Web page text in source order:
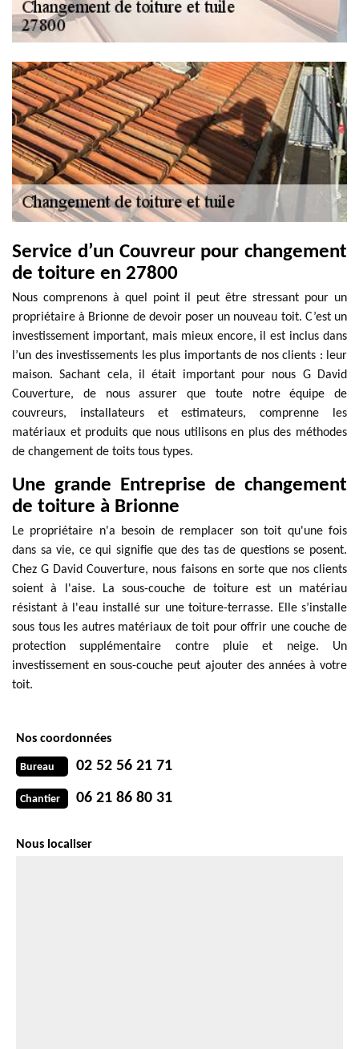
Service d’un Couvreur pour changement
de toiture en 27800
Nous comprenons à quel point il peut être stressant pour un
propriétaire à Brionne de devoir poser un nouveau toit. C’est un
investissement important, mais mieux encore, il est inclus dans
l’un des investissements les plus importants de nos clients : leur
maison. Sachant cela, il était important pour nous G David
Couverture, de nous assurer que toute notre équipe de
couvreurs, installateurs et estimateurs, comprenne les
matériaux et produits que nous utilisons en plus des méthodes
de changement de toits tous types.
Une grande Entreprise de changement
de toiture à Brionne
Le propriétaire n'a besoin de remplacer son toit qu'une fois
dans sa vie, ce qui signifie que des tas de questions se posent.
Chez G David Couverture, nous faisons en sorte que nos clients
soient à l'aise. La sous-couche de toiture est un matériau
résistant à l'eau installé sur une toiture-terrasse. Elle s’installe
sous tous les autres matériaux de toit pour offrir une couche de
protection supplémentaire contre pluie et neige. Un
investissement en sous-couche peut ajouter des années à votre
toit.
Nos coordonnées
Bureau 02 52 56 21 71
Chantier 06 21 86 80 31
Nous localiser